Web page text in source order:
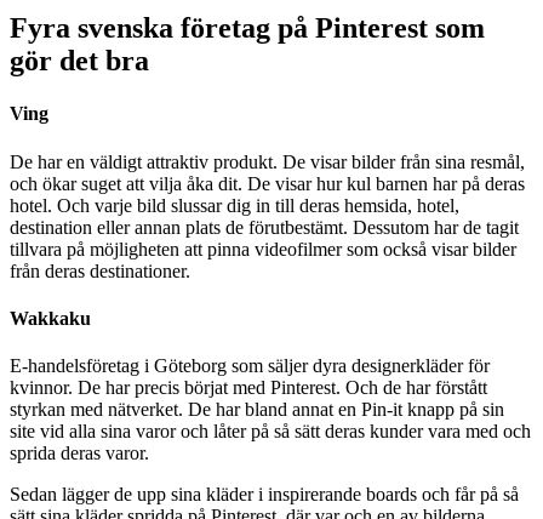
Fyra svenska företag på Pinterest som
gör det bra
Ving
De har en väldigt attraktiv produkt. De visar bilder från sina resmål,
och ökar suget att vilja åka dit. De visar hur kul barnen har på deras
hotel. Och varje bild slussar dig in till deras hemsida, hotel,
destination eller annan plats de förutbestämt. Dessutom har de tagit
tillvara på möjligheten att pinna videofilmer som också visar bilder
från deras destinationer.
Wakkaku
E-handelsföretag i Göteborg som säljer dyra designerkläder för
kvinnor. De har precis börjat med Pinterest. Och de har förstått
styrkan med nätverket. De har bland annat en Pin-it knapp på sin
site vid alla sina varor och låter på så sätt deras kunder vara med och
sprida deras varor.
Sedan lägger de upp sina kläder i inspirerande boards och får på så